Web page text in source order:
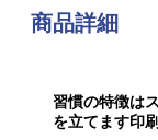
商品詳細
習慣の特徴は
を立てます印